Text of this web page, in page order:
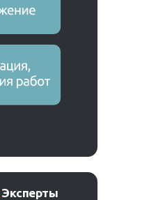
Эксперты